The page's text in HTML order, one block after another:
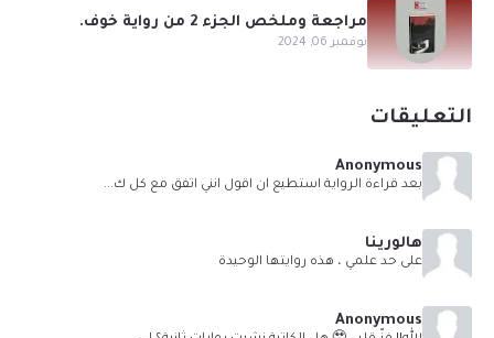
مراجعة وملخص الجزء 2 من رواية خوف.
نوفمبر 06, 2024
التعليقات
Anonymous
بعد قراءة الرواية استطيع ان اقول انني اتفق مع كل ك...
هالورينا
على حد علمي ، هذه روايتها الوحيدة
Anonymous